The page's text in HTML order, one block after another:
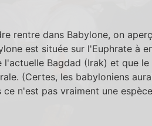
rentre dans Babylone, on
est située sur l'Euphrate à
l'actuelle Bagdad (Irak) et que
(Certes, les babyloniens
ce n'est pas vraiment une